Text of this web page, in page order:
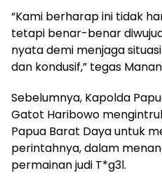
“Kami berharap ini tidak
tetapi benar-benar
nyata demi menjaga
dan kondusif,” tegas
Sebelumnya, Kapolda
Gatot Haribowo
Papua Barat Daya untuk
perintahnya, dalam
permainan judi T*g3l.